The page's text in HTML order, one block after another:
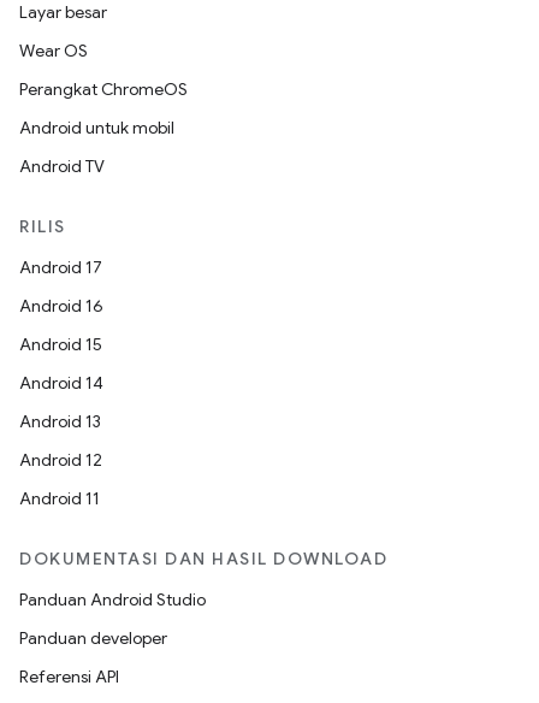
Layar besar
Wear OS
Perangkat ChromeOS
Android untuk mobil
Android TV
RILIS
Android 17
Android 16
Android 15
Android 14
Android 13
Android 12
Android 11
DOKUMENTASI DAN HASIL DOWNLOAD
Panduan Android Studio
Panduan developer
Referensi API